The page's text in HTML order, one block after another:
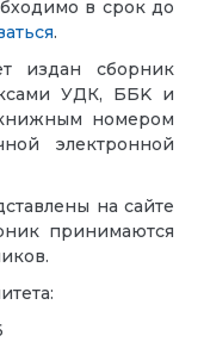
в срок до
.
издан сборник
УДК, ББK и
номером
электронной
на сайте
принимаются